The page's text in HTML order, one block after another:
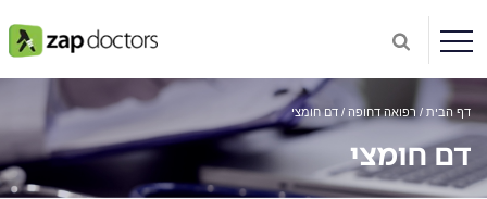
דף הבית רפואה דחופה דם חומצי
דם חומצי